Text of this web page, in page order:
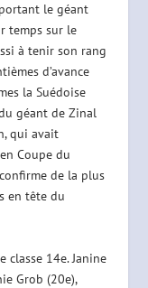
le géant
temps sur le
à tenir son rang
d’avance
la Suédoise
géant de Zinal
qui avait
Coupe du
de la plus
en tête du
classe 14e. Janine
Grob (20e),